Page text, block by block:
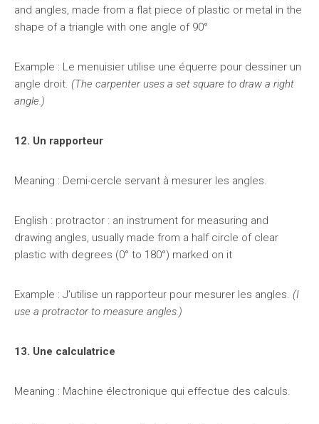
and angles, made from a flat piece of plastic or metal in the
shape of a triangle with one angle of 90°
Example : Le menuisier utilise une équerre pour dessiner un
angle droit. (The carpenter uses a set square to draw a right
angle.)
12. Un rapporteur
Meaning : Demi-cercle servant à mesurer les angles.
English : protractor : an instrument for measuring and
drawing angles, usually made from a half circle of clear
plastic with degrees (0° to 180°) marked on it
Example : J’utilise un rapporteur pour mesurer les angles. (I
use a protractor to measure angles.)
13. Une calculatrice
Meaning : Machine électronique qui effectue des calculs.